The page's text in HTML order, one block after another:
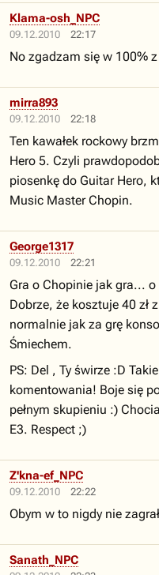
09.12.2010 22:17
Klama-osh_NPC
No zgadzam się w 100%
09.12.2010 22:18
mirra893
Ten kawałek rockowy
Hero 5. Czyli
piosenkę do Guitar Hero,
Music Master Chopin.
09.12.2010 22:21
George1317
Gra o Chopinie jak gra...
Dobrze, że kosztuje 40 zł
normalnie jak za grę
Śmiechem.
PS: Del , Ty świrze :D
komentowania! Boje się
pełnym skupieniu :)
E3. Respect ;)
09.12.2010 22:22
Z'kna-ef_NPC
Obym w to nigdy nie zagrał
Sanath_NPC